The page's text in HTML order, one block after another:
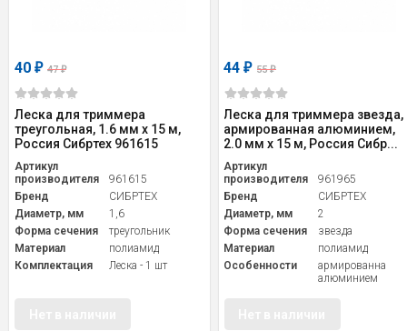
40 ₽ 47₽
Леска для триммера
треугольная, 1.6 мм х 15 м,
Россия Сибртех 961615
Артикул
производителя
961615
Бренд
СИБРТЕХ
Диаметр, мм
1,6
Форма сечения
треугольник
Материал
полиамид
Комплектация
Леска - 1 шт
44₽ 55₽
Леска для триммера звезда,
армированная алюминием,
2.0 мм х 15 м, Россия Сибр...
Артикул
производителя
961965
Бренд
СИБРТЕХ
Диаметр, мм
2
Форма сечения
звезда
Материал
полиамид
Особенности
армированна
алюминием